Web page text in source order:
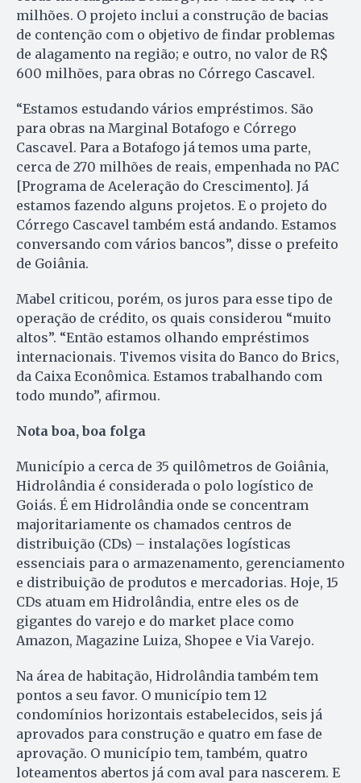
milhões. O projeto inclui a construção de bacias
de contenção com o objetivo de findar problemas
de alagamento na região; e outro, no valor de R$
600 milhões, para obras no Córrego Cascavel.
“Estamos estudando vários empréstimos. São
para obras na Marginal Botafogo e Córrego
Cascavel. Para a Botafogo já temos uma parte,
cerca de 270 milhões de reais, empenhada no PAC
[Programa de Aceleração do Crescimento]. Já
estamos fazendo alguns projetos. E o projeto do
Córrego Cascavel também está andando. Estamos
conversando com vários bancos”, disse o prefeito
de Goiânia.
Mabel criticou, porém, os juros para esse tipo de
operação de crédito, os quais considerou “muito
altos”. “Então estamos olhando empréstimos
internacionais. Tivemos visita do Banco do Brics,
da Caixa Econômica. Estamos trabalhando com
todo mundo”, afirmou.
Nota boa, boa folga
Município a cerca de 35 quilômetros de Goiânia,
Hidrolândia é considerada o polo logístico de
Goiás. É em Hidrolândia onde se concentram
majoritariamente os chamados centros de
distribuição (CDs) – instalações logísticas
essenciais para o armazenamento, gerenciamento
e distribuição de produtos e mercadorias. Hoje, 15
CDs atuam em Hidrolândia, entre eles os de
gigantes do varejo e do market place como
Amazon, Magazine Luiza, Shopee e Via Varejo.
Na área de habitação, Hidrolândia também tem
pontos a seu favor. O município tem 12
condomínios horizontais estabelecidos, seis já
aprovados para construção e quatro em fase de
aprovação. O município tem, também, quatro
loteamentos abertos já com aval para nascerem. E